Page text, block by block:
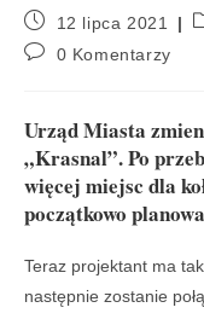
12 lipca 2021
0 Komentarzy
Urząd Miasta
„Krasnal”. Po
więcej miejsc dla
początkowo
Teraz projektant ma
następnie zostanie